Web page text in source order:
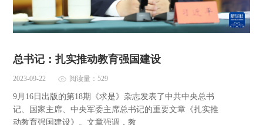
总书记：扎实推动教育强国建设
2023-09-22 阅读量：529
9月16日出版的第18期《求是》杂志发表了中共中央总书
记、国家主席、中央军委主席总书记的重要文章《扎实推
动教育强国建设》。文章强调，教